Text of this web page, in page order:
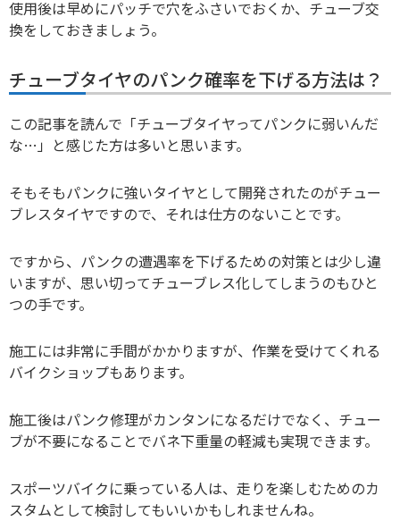
使用後は早めにパッチで穴をふさいでおくか、チューブ交
換をしておきましょう。
チューブタイヤのパンク確率を下げる方法は？
この記事を読んで「チューブタイヤってパンクに弱いんだ
な…」と感じた方は多いと思います。
そもそもパンクに強いタイヤとして開発されたのがチュー
ブレスタイヤですので、それは仕方のないことです。
ですから、パンクの遭遇率を下げるための対策とは少し違
いますが、思い切ってチューブレス化してしまうのもひと
つの手です。
施工には非常に手間がかかりますが、作業を受けてくれる
バイクショップもあります。
施工後はパンク修理がカンタンになるだけでなく、チュー
ブが不要になることでバネ下重量の軽減も実現できます。
スポーツバイクに乗っている人は、走りを楽しむためのカ
スタムとして検討してもいいかもしれませんね。